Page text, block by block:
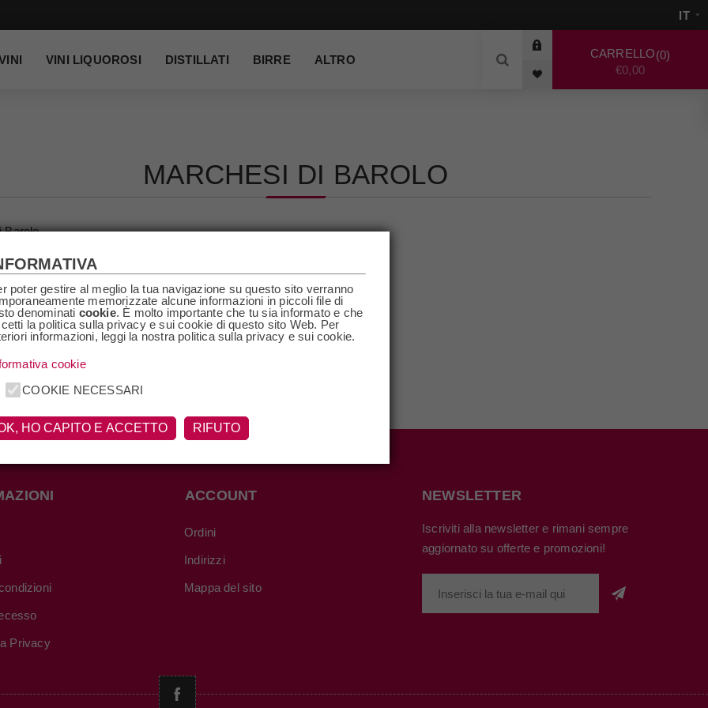
VINI LIQUOROSI DISTILLATI BIRRE ALTRO CARRELLO 0
€0,00
MARCHESI DI BAROLO
Barolo
Privacy
ACCOUNT
Ordini
Indirizzi
Mappa del sito
NEWSLETTER
Iscriviti alla newsletter e rimani sempre
aggiornato su offerte e promozioni!
poter gestire al meglio la tua navigazione su questo sito verranno
memorizzate alcune informazioni in piccoli file di
denominati cookie. È molto importante che tu sia informato e che
la politica sulla privacy e sui cookie di questo sito Web. Per
informazioni, leggi la nostra politica sulla privacy e sui cookie.
cookie
COOKIE NECESSARI
HO CAPITO E ACCETTO RIFUTO